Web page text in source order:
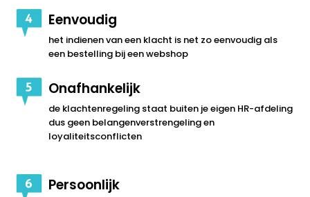
Eenvoudig
het indienen van een klacht is net zo eenvoudig als
een bestelling bij een webshop
Onafhankelijk
de klachtenregeling staat buiten je eigen HR-afdeling
dus geen belangenverstrengeling en
loyaliteitsconflicten
Persoonlijk